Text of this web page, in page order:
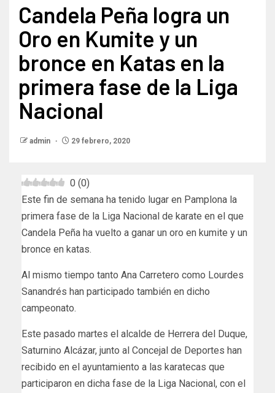
Candela Peña logra un
Oro en Kumite y un
bronce en Katas en la
primera fase de la Liga
Nacional
admin 29 febrero, 2020
0 (0)
Este fin de semana ha tenido lugar en Pamplona la
primera fase de la Liga Nacional de karate en el que
Candela Peña ha vuelto a ganar un oro en kumite y un
bronce en katas.
Al mismo tiempo tanto Ana Carretero como Lourdes
Sanandrés han participado también en dicho
campeonato.
Este pasado martes el alcalde de Herrera del Duque,
Saturnino Alcázar, junto al Concejal de Deportes han
recibido en el ayuntamiento a las karatecas que
participaron en dicha fase de la Liga Nacional, con el